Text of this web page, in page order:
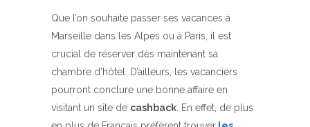
Que l’on souhaite passer ses vacances à
Marseille dans les Alpes ou à Paris, il est
crucial de réserver dès maintenant sa
chambre d’hôtel. D’ailleurs, les vacanciers
pourront conclure une bonne affaire en
visitant un site de cashback . En effet, de plus